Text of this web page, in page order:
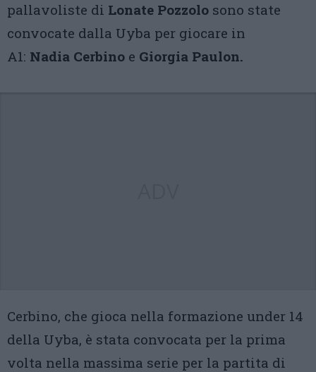
pallavoliste di Lonate Pozzolo sono state
convocate dalla Uyba per giocare in
A1: Nadia Cerbino e Giorgia Paulon.
Cerbino, che gioca nella formazione under 14
della Uyba, è stata convocata per la prima
volta nella massima serie per la partita di